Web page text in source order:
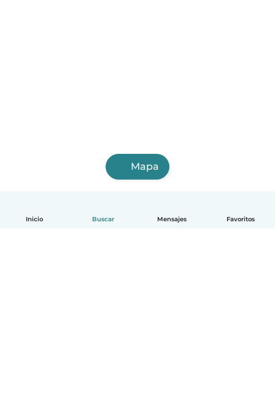
Inicio Buscar Mensajes Favoritos
Mapa